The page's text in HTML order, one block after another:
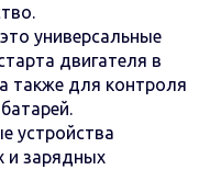
универсальные
двигателя в
также для контроля
устройства
и зарядных